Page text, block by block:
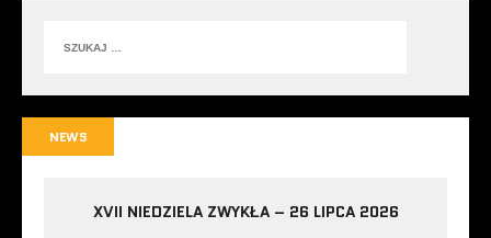
NEWS
XVII NIEDZIELA ZWYKŁA – 26 LIPCA 2026